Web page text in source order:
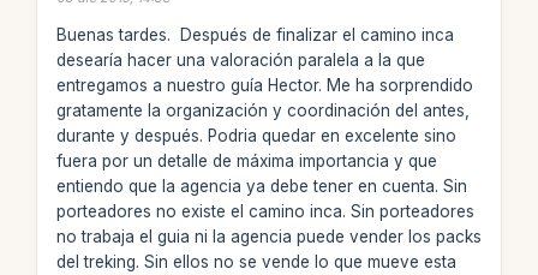
Buenas tardes. Después de finalizar el camino inca
desearía hacer una valoración paralela a la que
entregamos a nuestro guía Hector. Me ha sorprendido
gratamente la organización y coordinación del antes,
durante y después. Podria quedar en excelente sino
fuera por un detalle de máxima importancia y que
entiendo que la agencia ya debe tener en cuenta. Sin
porteadores no existe el camino inca. Sin porteadores
no trabaja el guia ni la agencia puede vender los packs
del treking. Sin ellos no se vende lo que mueve esta